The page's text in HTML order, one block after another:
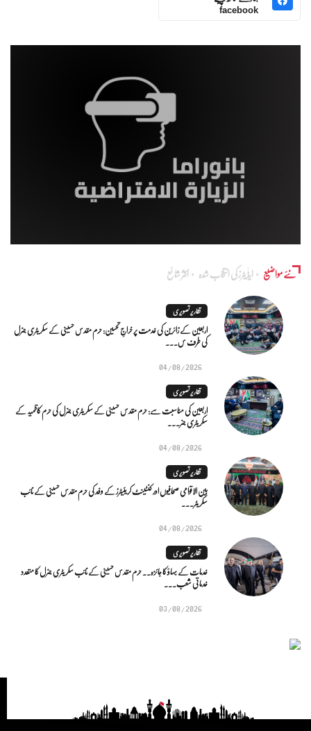
facebook
نئے مواضیع ایڈٰیٹرز کی انتخاب شدہ اکثر شائع
تقاریر تصویری
اربعین کے زائرین کی خدمت پر خراجِ تحسین: حرم مقدس حسینی کے سکریٹری جنرل
کی طرف س...
04/08/2026
تقاریر تصویری
اربعین کی مناسبت سے: حرم مقدس حسینی کے سکریٹری جنرل کی حرم کاظمیہ کے
سکریٹری جنر...
04/08/2026
تقاریر تصویری
بین الاقوامی صحافیوں اور کنٹینٹ کریئیٹرز کے وفد کی حرم مقدس حسینی کے نائب
سکریٹر...
04/08/2026
تقاریر تصویری
خدمات کے بہاؤ کا جائزہ.. حرم مقدس حسینی کے نائب سکریٹری جنرل کا متعدد
خدماتی شعب...
03/08/2026